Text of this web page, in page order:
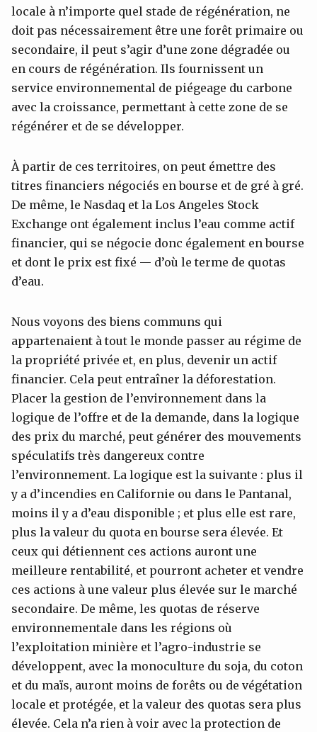
locale à n’importe quel stade de régénération, ne
doit pas nécessairement être une forêt primaire ou
secondaire, il peut s’agir d’une zone dégradée ou
en cours de régénération. Ils fournissent un
service environnemental de piégeage du carbone
avec la croissance, permettant à cette zone de se
régénérer et de se développer.
À partir de ces territoires, on peut émettre des
titres financiers négociés en bourse et de gré à gré.
De même, le Nasdaq et la Los Angeles Stock
Exchange ont également inclus l’eau comme actif
financier, qui se négocie donc également en bourse
et dont le prix est fixé — d’où le terme de quotas
d’eau.
Nous voyons des biens communs qui
appartenaient à tout le monde passer au régime de
la propriété privée et, en plus, devenir un actif
financier. Cela peut entraîner la déforestation.
Placer la gestion de l’environnement dans la
logique de l’offre et de la demande, dans la logique
des prix du marché, peut générer des mouvements
spéculatifs très dangereux contre
l’environnement. La logique est la suivante : plus il
y a d’incendies en Californie ou dans le Pantanal,
moins il y a d’eau disponible ; et plus elle est rare,
plus la valeur du quota en bourse sera élevée. Et
ceux qui détiennent ces actions auront une
meilleure rentabilité, et pourront acheter et vendre
ces actions à une valeur plus élevée sur le marché
secondaire. De même, les quotas de réserve
environnementale dans les régions où
l’exploitation minière et l’agro-industrie se
développent, avec la monoculture du soja, du coton
et du maïs, auront moins de forêts ou de végétation
locale et protégée, et la valeur des quotas sera plus
élevée. Cela n’a rien à voir avec la protection de